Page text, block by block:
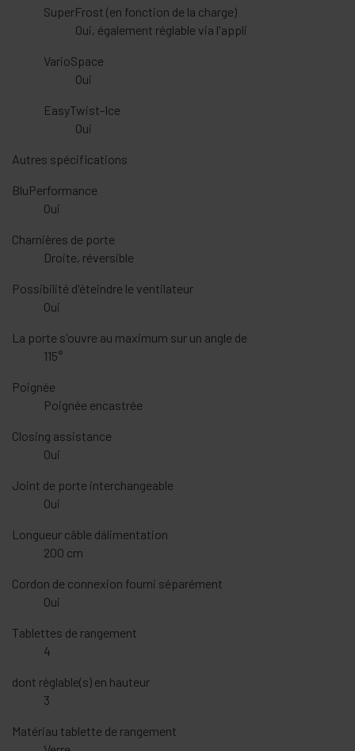
SuperFrost (en fonction de la charge)
Oui, également réglable via l'appli
VarioSpace
Oui
EasyTwist-Ice
Oui
Autres spécifications
BluPerformance
Oui
Charnières de porte
Droite, réversible
Possibilité d'éteindre le ventilateur
Oui
La porte s'ouvre au maximum sur un angle de
115°
Poignée
Poignée encastrée
Closing assistance
Oui
Joint de porte interchangeable
Oui
Longueur câble dálimentation
200 cm
Cordon de connexion fourni séparément
Oui
Tablettes de rangement
4
dont réglable(s) en hauteur
3
Matériau tablette de rangement